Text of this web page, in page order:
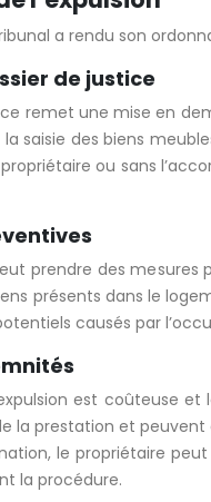
a rendu son
de justice
remet une mise en
saisie des biens
ou sans
prendre des mesures
présents dans le
causés par
est coûteuse
la prestation et
le propriétaire
la procédure.